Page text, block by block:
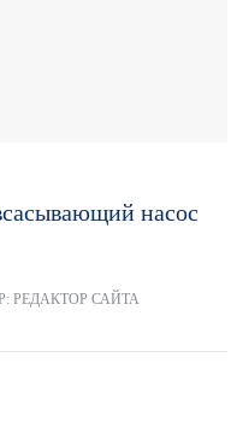
насос
РЕДАКТОР САЙТА